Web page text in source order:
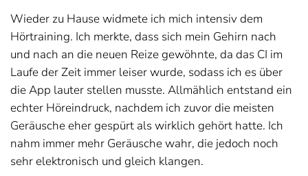
Wieder zu Hause widmete ich mich intensiv dem
Hörtraining. Ich merkte, dass sich mein Gehirn nach
und nach an die neuen Reize gewöhnte, da das CI im
Laufe der Zeit immer leiser wurde, sodass ich es über
die App lauter stellen musste. Allmählich entstand ein
echter Höreindruck, nachdem ich zuvor die meisten
Geräusche eher gespürt als wirklich gehört hatte. Ich
nahm immer mehr Geräusche wahr, die jedoch noch
sehr elektronisch und gleich klangen.